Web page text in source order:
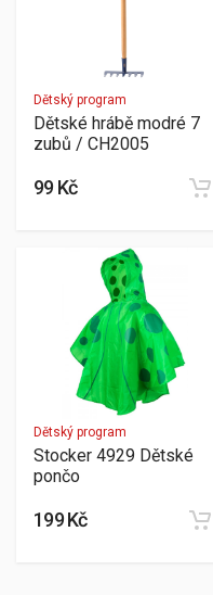
Dětský program
Dětské hrábě modré 7
zubů / CH2005
99 Kč
Dětský program
Stocker 4929 Dětské
pončo
199 Kč